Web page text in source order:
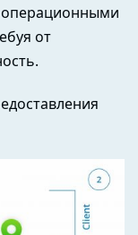
операционными
от